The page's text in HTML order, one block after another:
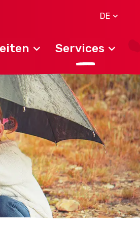
DE
Services